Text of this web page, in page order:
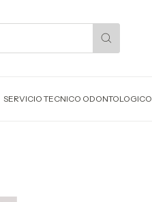
SERVICIO TECNICO ODONTOLOGICO